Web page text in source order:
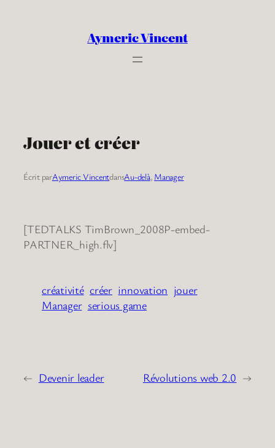
Aymeric Vincent
Jouer et créer
Écrit parAymeric VincentdansAu-delà, Manager
[TEDTALKS TimBrown_2008P-embed-
PARTNER_high.flv]
créativité créer innovation jouer
Manager serious game
← Devenir leader Révolutions web 2.0 →